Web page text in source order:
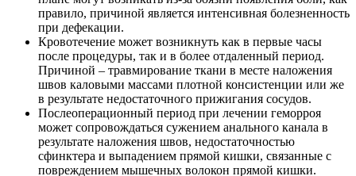
правило, причиной является интенсивная болезненность
при дефекации.
Кровотечение может возникнуть как в первые часы
после процедуры, так и в более отдаленный период.
Причиной – травмирование ткани в месте наложения
швов каловыми массами плотной консистенции или же
в результате недостаточного прижигания сосудов.
Послеоперационный период при лечении геморроя
может сопровождаться сужением анального канала в
результате наложения швов, недостаточностью
сфинктера и выпадением прямой кишки, связанные с
повреждением мышечных волокон прямой кишки.